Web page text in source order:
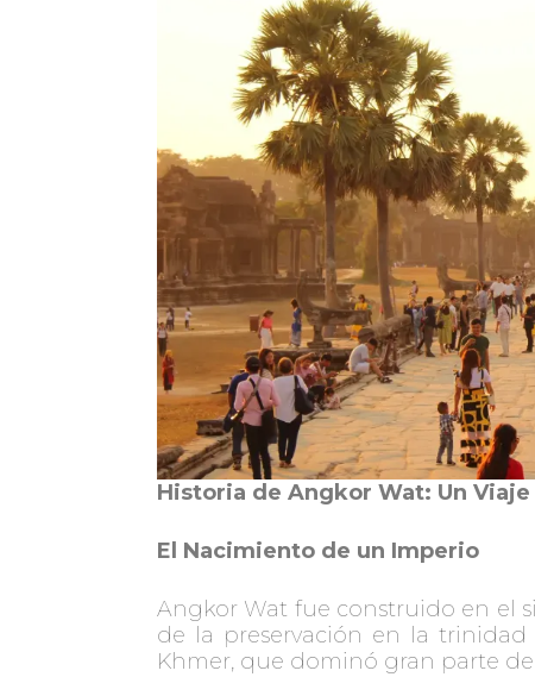
Historia de Angkor Wat: Un
El Nacimiento de un Imperio
Angkor Wat fue construido en el
de la preservación en la
Khmer, que dominó gran parte